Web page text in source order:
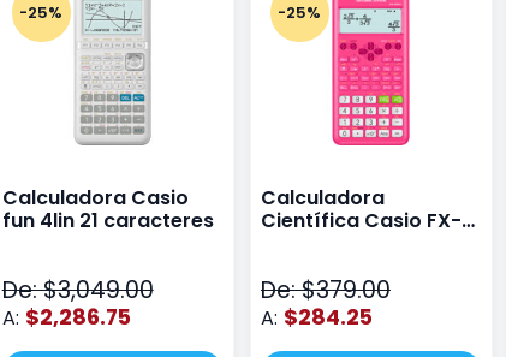
-25%
Calculadora Casio
fun 4lin 21 caracteres
De: $3,049.00
A: $2,286.75
-25%
Calculadora
Científica Casio FX-
De: $379.00
A: $284.25